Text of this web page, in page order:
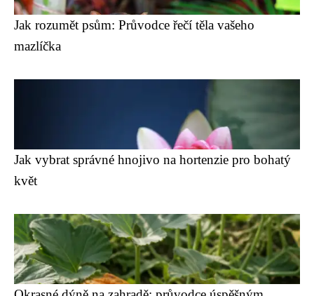
Jak rozumět psům: Průvodce řečí těla vašeho
mazlíčka
Jak vybrat správné hnojivo na hortenzie pro bohatý
květ